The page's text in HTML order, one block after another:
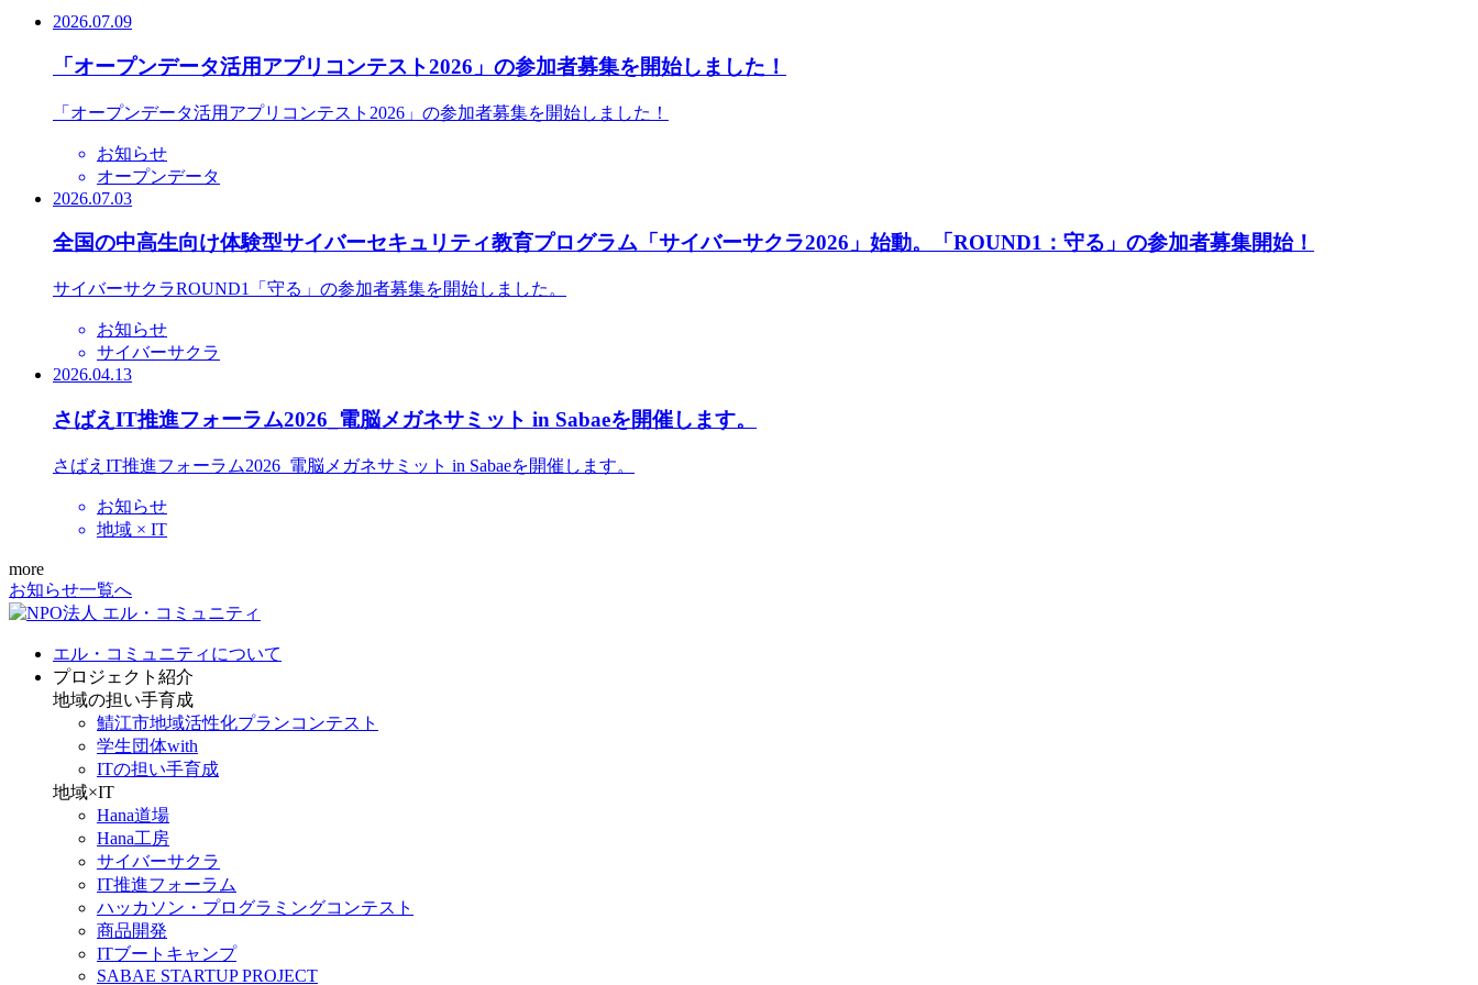
2026.07.09
「オープンデータ活用アプリコンテスト2026」の参加者募集を開始しました！
「オープンデータ活用アプリコンテスト2026」の参加者募集を開始しました！
お知らせ
オープンデータ
2026.07.03
全国の中高生向け体験型サイバーセキュリティ教育プログラム「サイバーサクラ2026」始動。「ROUND1：守る」の参加者募集開始！
サイバーサクラROUND1「守る」の参加者募集を開始しました。
お知らせ
サイバーサクラ
2026.04.13
さばえIT推進フォーラム2026_電脳メガネサミット in Sabaeを開催します。
さばえIT推進フォーラム2026_電脳メガネサミット in Sabaeを開催します。
お知らせ
地域 × IT
more
お知らせ一覧へ
エル・コミュニティについて
プロジェクト紹介
地域の担い手育成
鯖江市地域活性化プランコンテスト
学生団体with
ITの担い手育成
地域×IT
Hana道場
Hana工房
サイバーサクラ
IT推進フォーラム
ハッカソン・プログラミングコンテスト
商品開発
ITブートキャンプ
SABAE STARTUP PROJECT